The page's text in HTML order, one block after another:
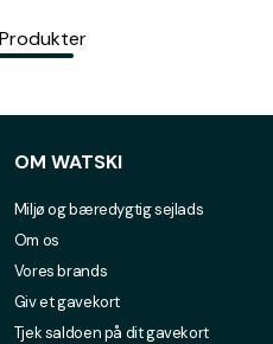
Produkter
OM WATSKI
Miljø og bæredygtig sejlads
Om os
Vores brands
Giv et gavekort
Tjek saldoen på dit gavekort